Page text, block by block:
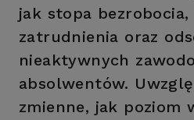
jak stopa
zatrudnienia oraz
nieaktywnych
absolwentów.
zmienne, jak poziom